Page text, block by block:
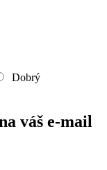
Dobrý
váš e-mail